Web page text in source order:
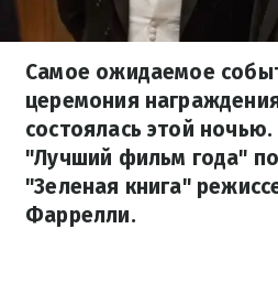
Самое ожидаемое
церемония
состоялась этой
"Лучший фильм года"
"Зеленая книга"
Фаррелли.